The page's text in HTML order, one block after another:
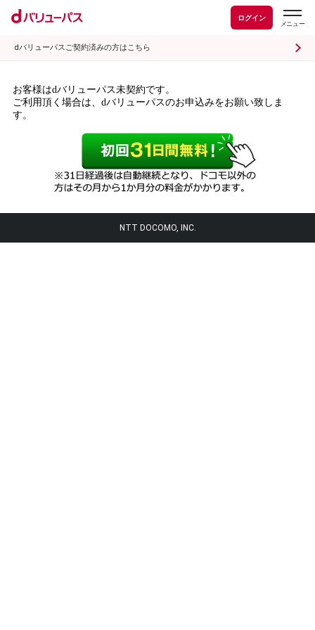
ログイン
dバリューパスご契約済みの方はこちら
お客様はdバリューパス未契約です。
ご利用頂く場合は、dバリューパスのお申込みをお願い致しま
す。
NTT DOCOMO, INC.